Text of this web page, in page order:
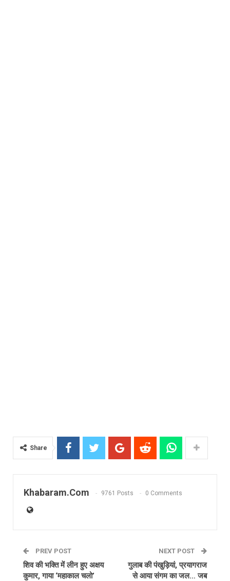
Share
Khabaram.Com 9761 Posts 0 Comments
PREV POST
शिव की भक्ति में लीन हुए अक्षय
कुमार, गाया ‘महाकाल चलो’
NEXT POST
गुलाब की पंखुड़ियां, प्रयागराज
से आया संगम का जल… जब